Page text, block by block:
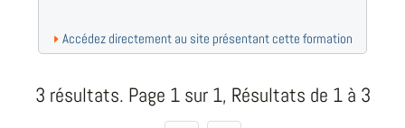
Accédez directement au site présentant cette formation
3 résultats. Page 1 sur 1, Résultats de 1 à 3